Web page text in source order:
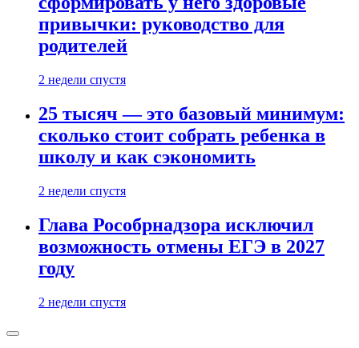
привычки: руководство для
родителей
2 недели спустя
25 тысяч — это базовый минимум:
сколько стоит собрать ребенка в
школу и как сэкономить
2 недели спустя
Глава Рособрнадзора исключил
возможность отмены ЕГЭ в 2027
году
2 недели спустя